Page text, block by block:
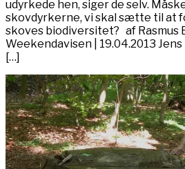
udyrkede hen, siger de selv.
skovdyrkerne, vi skal sætte til at
skoves biodiversitet? af Rasmus
Weekendavisen | 19.04.2013 Jens
[…]